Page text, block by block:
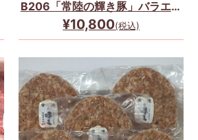
B206「常陸の輝き豚」バラエテ
ィーセット☆
¥10,800(税込)